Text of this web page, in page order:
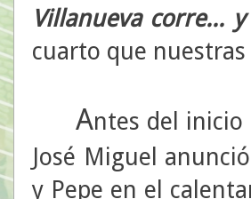
Villanueva corre...
cuarto que
Antes del inicio
José Miguel
y Pepe en el